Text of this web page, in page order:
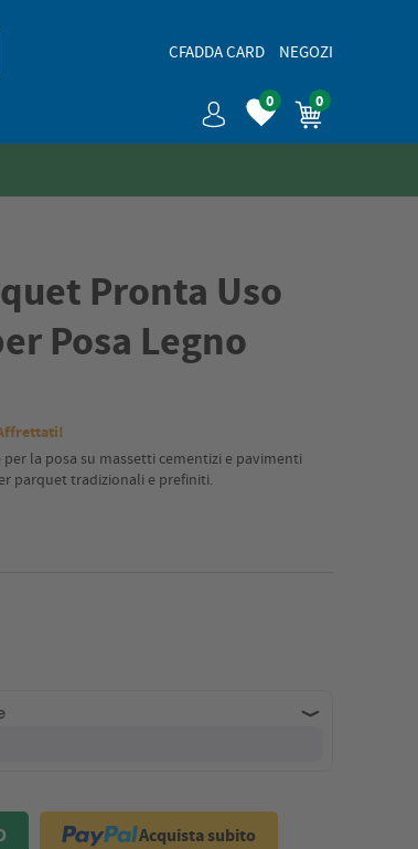
CFADDA CARD NEGOZI
0 0
Pronta Uso
Posa Legno
la posa su massetti cementizi e pavimenti
parquet tradizionali e prefiniti.
Acquista subito